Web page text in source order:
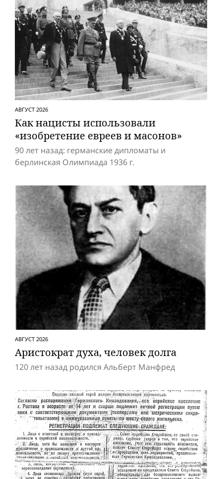
АВГУСТ 2026
Как нацисты использовали
«изобретение евреев и масонов»
90 лет назад: германские дипломаты и
берлинская Олимпиада 1936 г.
АВГУСТ 2026
Аристократ духа, человек долга
120 лет назад родился Альберт Манфред